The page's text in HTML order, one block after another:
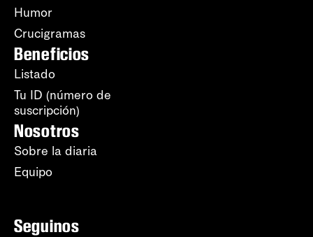
Humor
Crucigramas
Beneficios
Listado
Tu ID (número de
suscripción)
Nosotros
Sobre la diaria
Equipo
Seguinos